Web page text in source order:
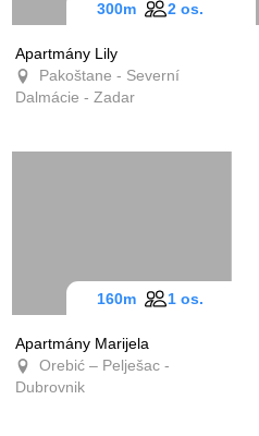
Apartmány Lily
Pakoštane - Severní
Dalmácie - Zadar
300m 2 os.
Apartmány Marijela
Orebić – Pelješac -
Dubrovnik
160m 1 os.